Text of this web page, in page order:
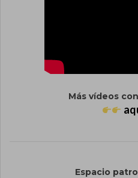
Más vídeos
Espacio